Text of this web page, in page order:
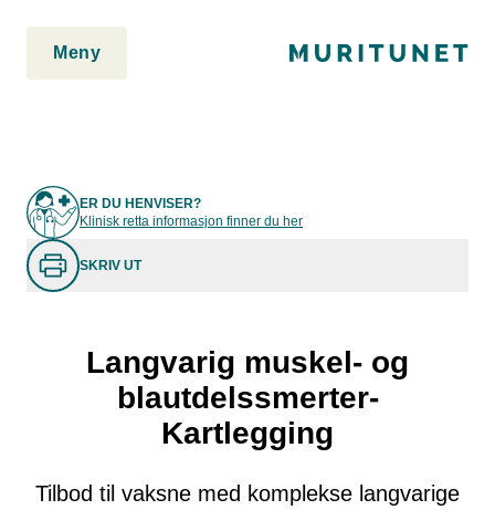
Meny
ER DU HENVISER?
Klinisk retta informasjon finner du her
SKRIV UT
Langvarig muskel- og
blautdelssmerter-
Kartlegging
Tilbod til vaksne med komplekse langvarige